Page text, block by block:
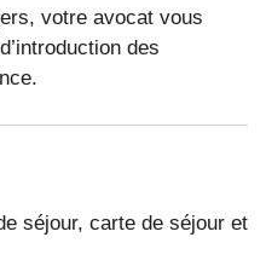
votre avocat vous
des
séjour, carte de séjour et